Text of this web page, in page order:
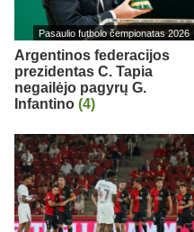
Pasaulio futbolo čempionatas 2026
Argentinos federacijos
prezidentas C. Tapia
negailėjo pagyrų G.
Infantino (4)